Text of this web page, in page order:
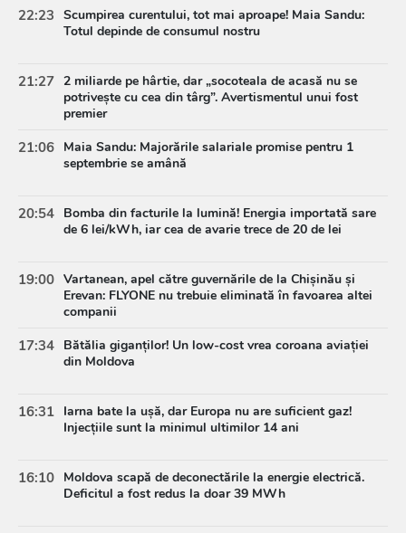
22:23 Scumpirea curentului, tot mai aproape! Maia Sandu:
Totul depinde de consumul nostru
21:27 2 miliarde pe hârtie, dar „socoteala de acasă nu se
potrivește cu cea din târg”. Avertismentul unui fost
premier
21:06 Maia Sandu: Majorările salariale promise pentru 1
septembrie se amână
20:54 Bomba din facturile la lumină! Energia importată sare
de 6 lei/kWh, iar cea de avarie trece de 20 de lei
19:00 Vartanean, apel către guvernările de la Chișinău și
Erevan: FLYONE nu trebuie eliminată în favoarea altei
companii
17:34 Bătălia giganților! Un low-cost vrea coroana aviației
din Moldova
16:31 Iarna bate la ușă, dar Europa nu are suficient gaz!
Injecțiile sunt la minimul ultimilor 14 ani
16:10 Moldova scapă de deconectările la energie electrică.
Deficitul a fost redus la doar 39 MWh